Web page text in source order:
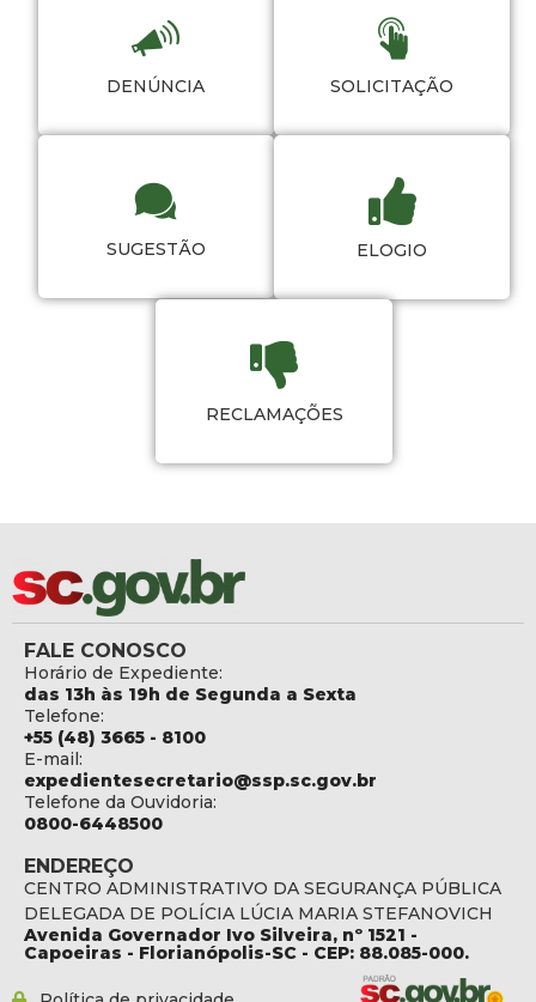
DENÚNCIA SOLICITAÇÃO
SUGESTÃO ELOGIO
RECLAMAÇÕES
FALE CONOSCO
Horário de Expediente:
das 13h às 19h de Segunda a Sexta
Telefone:
+55 (48) 3665 - 8100
E-mail:
expedientesecretario@ssp.sc.gov.br
Telefone da Ouvidoria:
0800-6448500
ENDEREÇO
CENTRO ADMINISTRATIVO DA SEGURANÇA PÚBLICA
DELEGADA DE POLÍCIA LÚCIA MARIA STEFANOVICH
Avenida Governador Ivo Silveira, nº 1521 -
Capoeiras - Florianópolis-SC - CEP: 88.085-000.